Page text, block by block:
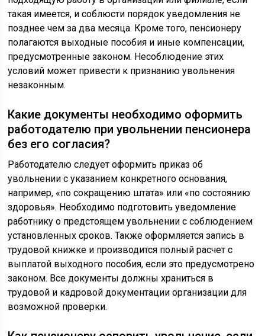
такая имеется, и соблюсти порядок уведомления не
позднее чем за два месяца. Кроме того, пенсионеру
полагаются выходные пособия и иные компенсации,
предусмотренные законом. Несоблюдение этих
условий может привести к признанию увольнения
незаконным.
Какие документы необходимо оформить
работодателю при увольнении пенсионера
без его согласия?
Работодателю следует оформить приказ об
увольнении с указанием конкретного основания,
например, «по сокращению штата» или «по состоянию
здоровья». Необходимо подготовить уведомление
работнику о предстоящем увольнении с соблюдением
установленных сроков. Также оформляется запись в
трудовой книжке и производится полный расчет с
выплатой выходного пособия, если это предусмотрено
законом. Все документы должны храниться в
трудовой и кадровой документации организации для
возможной проверки.